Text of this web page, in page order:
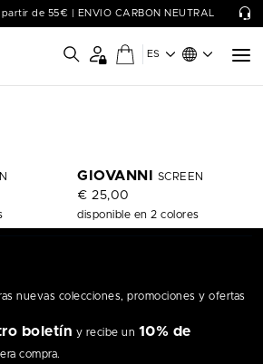
de 55€ | ENVIO CARBON NEUTRAL
ES
pantalla | OKKIA -
gafas de pantallaGIOVANNI SCREEN
€ 25,00
disponible en 2 colores
nuevas colecciones, promociones y ofertas
boletín y recibe un 10% de
compra.